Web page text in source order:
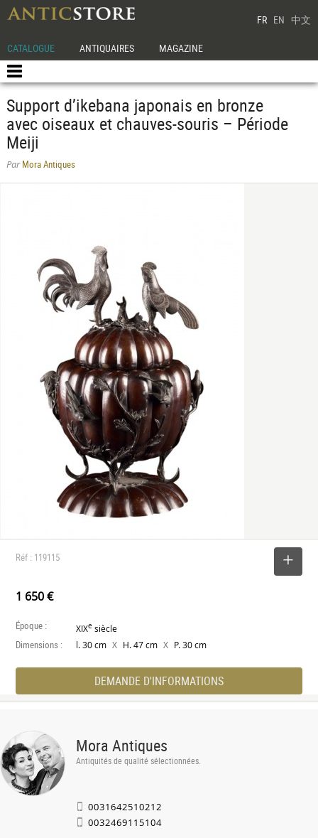
FR EN 中文
CATALOGUE ANTIQUAIRES MAGAZINE
Support d’ikebana japonais en bronze
avec oiseaux et chauves-souris – Période
Meiji
ParMora Antiques
Réf : 119115
1 650 €
Époque : XIXe siècle
Dimensions : l. 30 cm X H. 47 cm X P. 30 cm
DEMANDE D'INFORMATIONS
Mora Antiques
Antiquités de qualité sélectionnées.
0031642510212
0032469115104